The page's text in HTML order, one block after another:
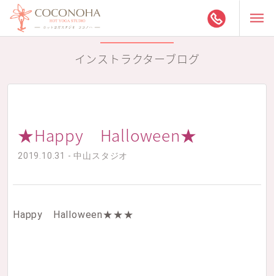
インストラクターブログ
★Happy Halloween★
2019.10.31 - 中山スタジオ
Happy Halloween★★★